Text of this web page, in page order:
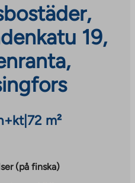
19,
| 72 m²
(på finska)